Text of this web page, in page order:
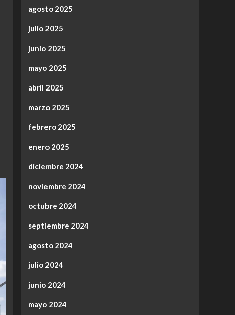
agosto 2025
julio 2025
junio 2025
mayo 2025
abril 2025
marzo 2025
febrero 2025
enero 2025
diciembre 2024
noviembre 2024
octubre 2024
septiembre 2024
agosto 2024
julio 2024
junio 2024
mayo 2024